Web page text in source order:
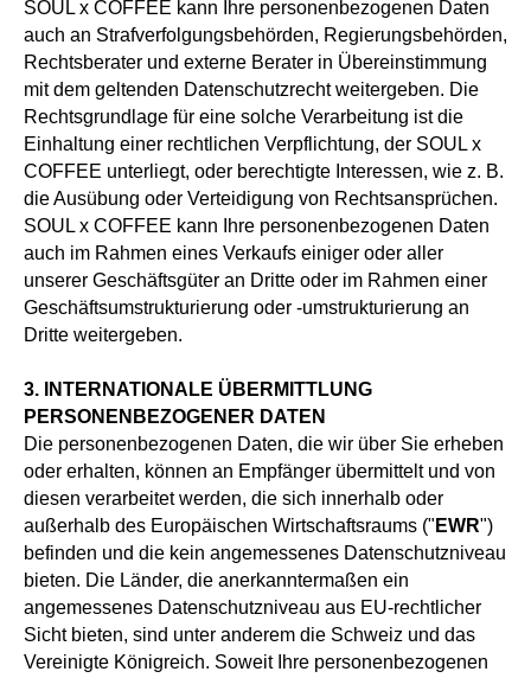
SOUL x COFFEE kann Ihre personenbezogenen Daten
auch an Strafverfolgungsbehörden, Regierungsbehörden,
Rechtsberater und externe Berater in Übereinstimmung
mit dem geltenden Datenschutzrecht weitergeben. Die
Rechtsgrundlage für eine solche Verarbeitung ist die
Einhaltung einer rechtlichen Verpflichtung, der SOUL x
COFFEE unterliegt, oder berechtigte Interessen, wie z. B.
die Ausübung oder Verteidigung von Rechtsansprüchen.
SOUL x COFFEE kann Ihre personenbezogenen Daten
auch im Rahmen eines Verkaufs einiger oder aller
unserer Geschäftsgüter an Dritte oder im Rahmen einer
Geschäftsumstrukturierung oder -umstrukturierung an
Dritte weitergeben.
3. INTERNATIONALE ÜBERMITTLUNG
PERSONENBEZOGENER DATEN
Die personenbezogenen Daten, die wir über Sie erheben
oder erhalten, können an Empfänger übermittelt und von
diesen verarbeitet werden, die sich innerhalb oder
außerhalb des Europäischen Wirtschaftsraums (" EWR")
befinden und die kein angemessenes Datenschutzniveau
bieten. Die Länder, die anerkanntermaßen ein
angemessenes Datenschutzniveau aus EU-rechtlicher
Sicht bieten, sind unter anderem die Schweiz und das
Vereinigte Königreich. Soweit Ihre personenbezogenen